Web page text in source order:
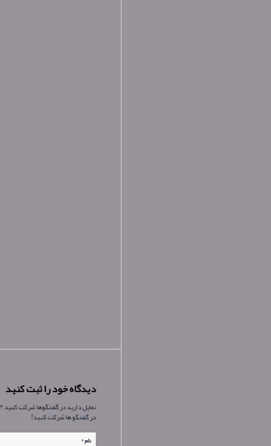
دیدگاه خود را ثبت کنید
تمایل دارید در گفتگوها شرکت کنید ؟
در گفتگو ها شرکت کنید!
نام*